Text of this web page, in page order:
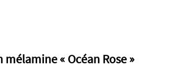
« Océan Rose »